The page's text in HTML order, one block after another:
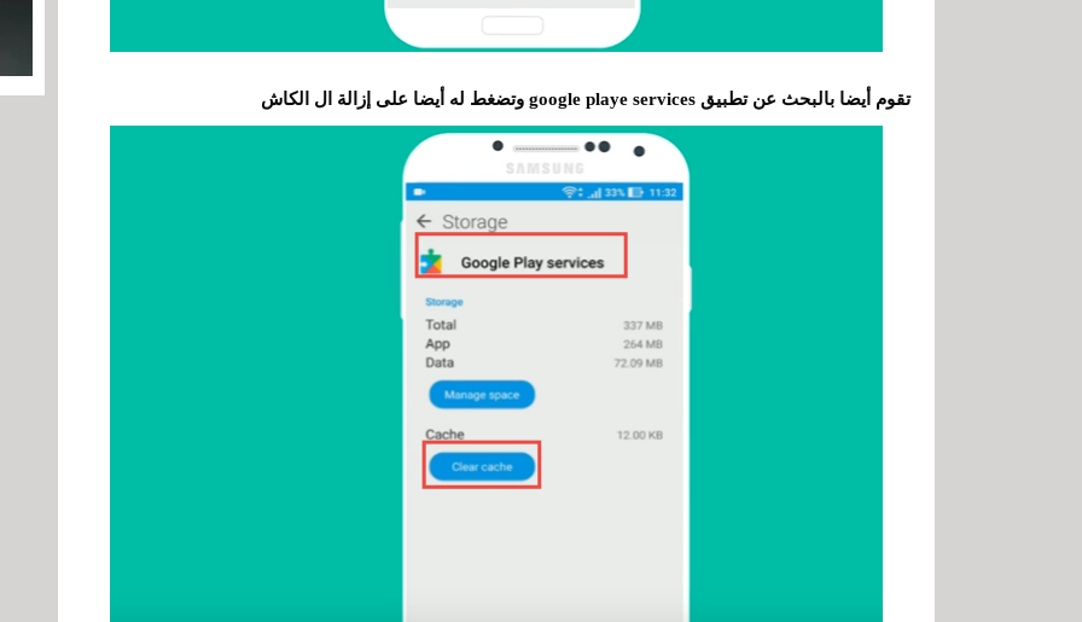
تقوم أيضا بالبحث عن تطبيق google playe services وتضغط له أيضا على إزالة ال الكاش